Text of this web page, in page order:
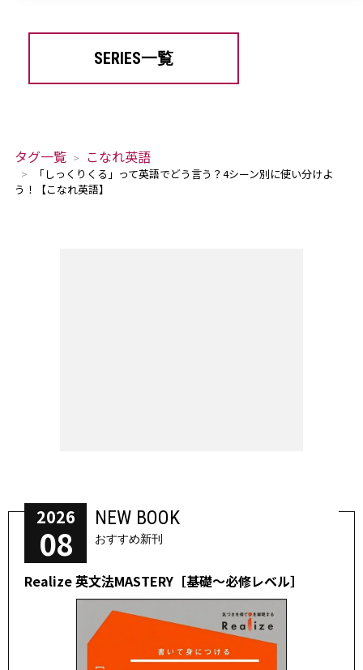
SERIES一覧
タグ一覧 こなれ英語
「しっくりくる」って英語でどう言う？4シーン別に使い分けよ
う！【こなれ英語】
2026
08
NEW BOOK
おすすめ新刊
Realize 英文法MASTERY［基礎～必修レベル］